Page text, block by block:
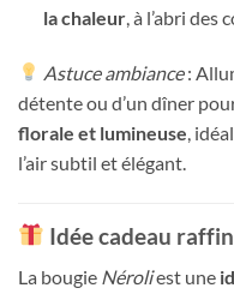
la chaleur, à l’abri des
Astuce ambiance:
détente ou d’un dîner
florale et lumineuse ,
l’air subtil et élégant.
Idée cadeau
La bougie Néroliest une